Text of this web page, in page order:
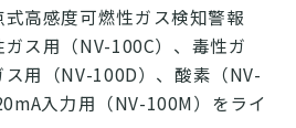
高感度可燃性ガス検知警報
ス用（NV-100C）、毒性ガ
ス用（NV-100D）、酸素（NV-
入力用（NV-100M）をライ